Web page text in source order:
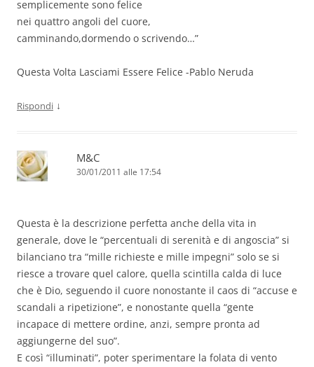
semplicemente sono felice
nei quattro angoli del cuore,
camminando,dormendo o scrivendo…”
Questa Volta Lasciami Essere Felice -Pablo Neruda
Rispondi ↓
M&C
30/01/2011 alle 17:54
Questa è la descrizione perfetta anche della vita in
generale, dove le “percentuali di serenità e di angoscia” si
bilanciano tra “mille richieste e mille impegni” solo se si
riesce a trovare quel calore, quella scintilla calda di luce
che è Dio, seguendo il cuore nonostante il caos di “accuse e
scandali a ripetizione”, e nonostante quella “gente
incapace di mettere ordine, anzi, sempre pronta ad
aggiungerne del suo”.
E così “illuminati”, poter sperimentare la folata di vento